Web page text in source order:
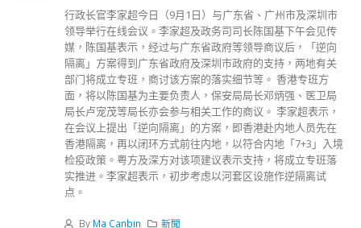
行政长官李家超今日（9月1日）与广东省、广州市及深圳市
领导举行在线会议。李家超及政务司司长陈国基下午会见传
媒，陈国基表示，经过与广东省政府等领导商议后，「逆向
隔离」方案得到广东省政府及深圳市政府的支持，两地有关
部门将成立专班，商讨该方案的落实细节等。 香港专班方
面，将以陈国基为主要负责人，保安局局长邓炳强、医卫局
局长卢宠茂等局长亦会参与相关工作的商议。 李家超表示，
在会议上提出「逆向隔离」的方案，即香港赴内地人员先在
香港隔离，再以闭环方式前往内地，以符合内地「7+3」入境
检疫政策。粤方及深方对该项建议表示支持，将成立专班落
实推进。李家超表示，初步考虑以河套区设施作逆隔离试
点。
By Ma Canbin 新聞